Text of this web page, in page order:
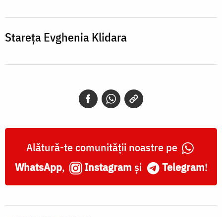
Stareța Evghenia Klidara
Alătură-te comunității noastre pe
WhatsApp, Instagram și Telegram!